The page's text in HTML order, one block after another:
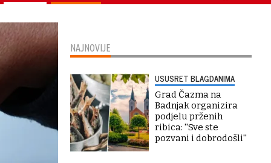
NAJNOVIJE
USUSRET BLAGDANIMA
Grad Čazma na
Badnjak organizira
podjelu prženih
ribica: ''Sve ste
pozvani i dobrodošli''